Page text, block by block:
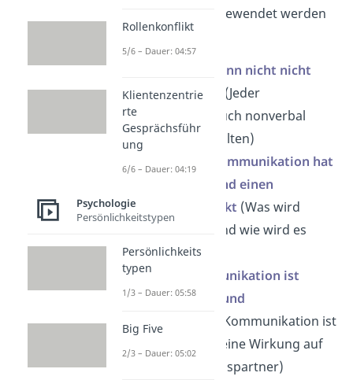
Kommunikation angewendet werden
und lauten wie folgt:
Man kann nicht nicht
kommunizieren
(Jeder
kommuniziert auch nonverbal
durch sein Verhalten)
Axiom 2
Jede Kommunikation hat
einen Inhalts- und einen
Beziehungsaspekt (Was wird
kommuniziert und wie wird es
kommuniziert?)
Axiom 3
Kommunikation ist
immer Ursache und
Wirkung
(Deine Kommunikation ist
die Ursache für eine Wirkung auf
deinen Gesprächspartner)
Rollenkonflikt
5/6 – Dauer: 04:57
Klientenzentrie
rte
Gesprächsführ
ung
6/6 – Dauer: 04:19
Psychologie
Persönlichkeitstypen
Persönlichkeits
typen
1/3 – Dauer: 05:58
Big Five
2/3 – Dauer: 05:02